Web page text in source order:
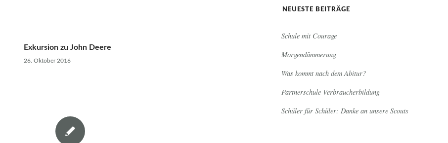
Exkursion zu John Deere
26. Oktober 2016
NEUESTE BEITRÄGE
Schule mit Courage
Morgendämmerung
Was kommt nach dem Abitur?
Partnerschule Verbraucherbildung
Schüler für Schüler: Danke an unsere Scouts